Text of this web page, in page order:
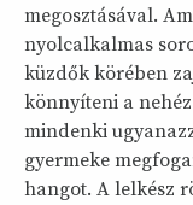
megosztásával.
nyolcalkalmas
küzdők körében
könnyíteni a
mindenki
gyermeke
hangot. A lelkész